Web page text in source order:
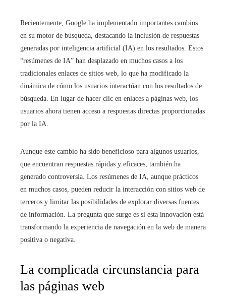
Recientemente, Google ha implementado importantes cambios
en su motor de búsqueda, destacando la inclusión de respuestas
generadas por inteligencia artificial (IA) en los resultados. Estos
“resúmenes de IA” han desplazado en muchos casos a los
tradicionales enlaces de sitios web, lo que ha modificado la
dinámica de cómo los usuarios interactúan con los resultados de
búsqueda. En lugar de hacer clic en enlaces a páginas web, los
usuarios ahora tienen acceso a respuestas directas proporcionadas
por la IA.
Aunque este cambio ha sido beneficioso para algunos usuarios,
que encuentran respuestas rápidas y eficaces, también ha
generado controversia. Los resúmenes de IA, aunque prácticos
en muchos casos, pueden reducir la interacción con sitios web de
terceros y limitar las posibilidades de explorar diversas fuentes
de información. La pregunta que surge es si esta innovación está
transformando la experiencia de navegación en la web de manera
positiva o negativa.
La complicada circunstancia para
las páginas web